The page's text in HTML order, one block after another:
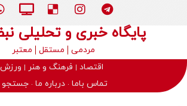
پایگاه خبری و تحلیلی
مردمی مستقل
معتبر
اقتصاد
فرهنگ و هنر
ورزش
تماس باما درباره ما جستجو